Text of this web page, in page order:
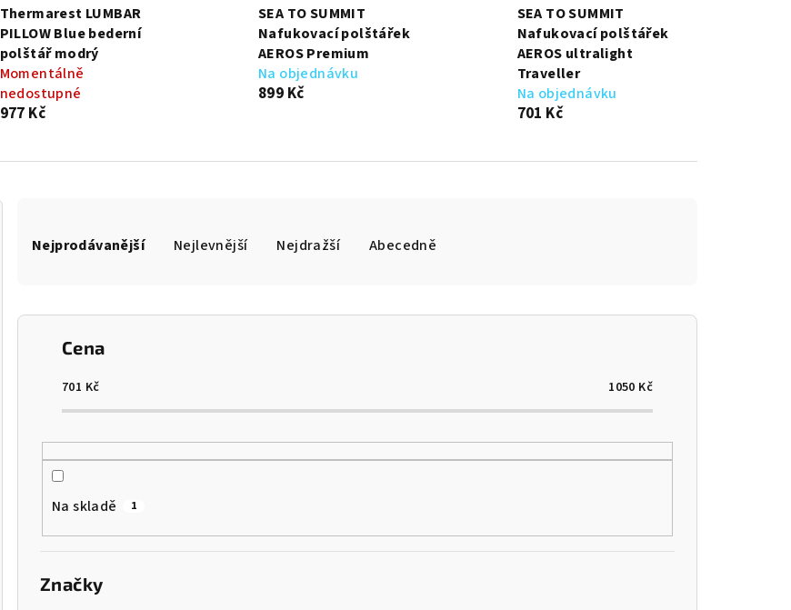
Thermarest LUMBAR
PILLOW Blue bederní
polštář modrý
Momentálně
nedostupné
977 Kč
SEA TO SUMMIT
Nafukovací polštářek
AEROS Premium
Na objednávku
899 Kč
SEA TO SUMMIT
Nafukovací polštářek
AEROS ultralight
Traveller
Na objednávku
701 Kč
a
e
Nejprodávanější Nejlevnější Nejdražší Abecedně
Cena
701 Kč 1050 Kč
Na skladě 1
Značky